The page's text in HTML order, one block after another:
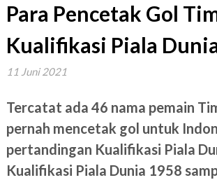
Para Pencetak Gol
Kualifikasi Piala
11 Juni 2021
Tercatat ada 46 nama pemain
pernah mencetak gol untuk
pertandingan Kualifikasi Piala
Kualifikasi Piala Dunia 1958